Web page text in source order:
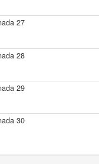
27
28
29
30